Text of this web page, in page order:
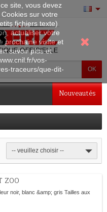
OK
Nouveautés
-- veuillez choisir --
ZOO
noir, blanc &amp; gris Tailles aux
site, vous devez
sur votre
fichiers texte)
actualiser votre
prochaine visite et
savoir plus et
vos-
traceurs/que-dit-